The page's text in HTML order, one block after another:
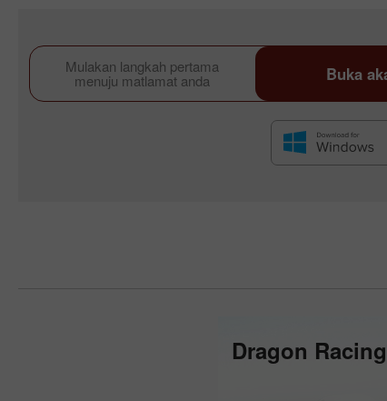
Mulakan langkah pertama
menuju matlamat anda Buka
Dragon